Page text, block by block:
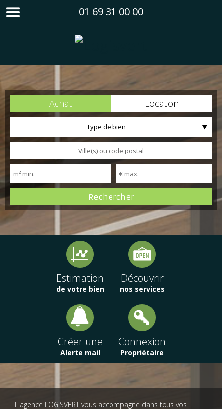
01 69 31 00 00
Achat Location
Type de bien
Estimation
de votre bien
Découvrir
nos services
Créer une
Alerte mail
Connexion
Propriétaire
L'agence LOGISVERT vous accompagne dans tous vos